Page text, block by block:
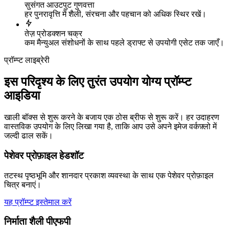
सुसंगत आउटपुट गुणवत्ता
हर पुनरावृत्ति में शैली, संरचना और पहचान को अधिक स्थिर रखें।
तेज़ प्रोडक्शन चक्र
कम मैन्युअल संशोधनों के साथ पहले ड्राफ्ट से उपयोगी एसेट तक जाएँ।
प्रॉम्प्ट लाइब्रेरी
इस परिदृश्य के लिए तुरंत उपयोग योग्य प्रॉम्प्ट
आइडिया
खाली बॉक्स से शुरू करने के बजाय एक ठोस ब्रीफ से शुरू करें। हर उदाहरण
वास्तविक उपयोग के लिए लिखा गया है, ताकि आप उसे अपने इमेज वर्कफ़्लो में
जल्दी ढाल सकें।
पेशेवर प्रोफ़ाइल हेडशॉट
तटस्थ पृष्ठभूमि और शानदार प्रकाश व्यवस्था के साथ एक पेशेवर प्रोफ़ाइल
चित्र बनाएं।
यह प्रॉम्प्ट इस्तेमाल करें
निर्माता शैली पीएफपी